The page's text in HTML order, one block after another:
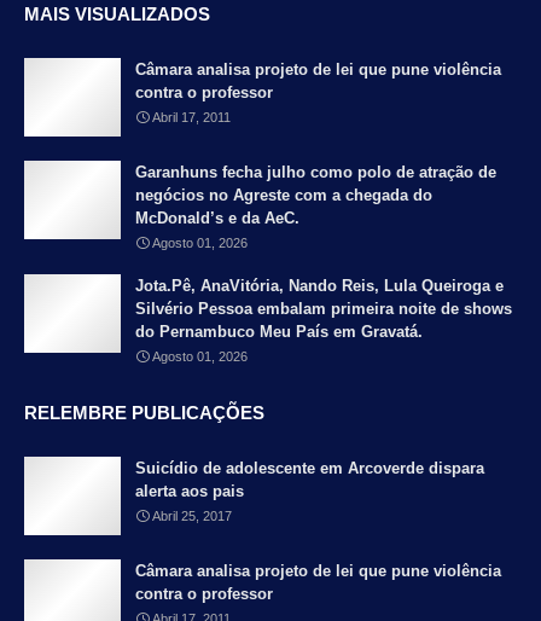
MAIS VISUALIZADOS
Câmara analisa projeto de lei que pune violência
contra o professor
Abril 17, 2011
Garanhuns fecha julho como polo de atração de
negócios no Agreste com a chegada do
McDonald’s e da AeC.
Agosto 01, 2026
Jota.Pê, AnaVitória, Nando Reis, Lula Queiroga e
Silvério Pessoa embalam primeira noite de shows
do Pernambuco Meu País em Gravatá.
Agosto 01, 2026
RELEMBRE PUBLICAÇÕES
Suicídio de adolescente em Arcoverde dispara
alerta aos pais
Abril 25, 2017
Câmara analisa projeto de lei que pune violência
contra o professor